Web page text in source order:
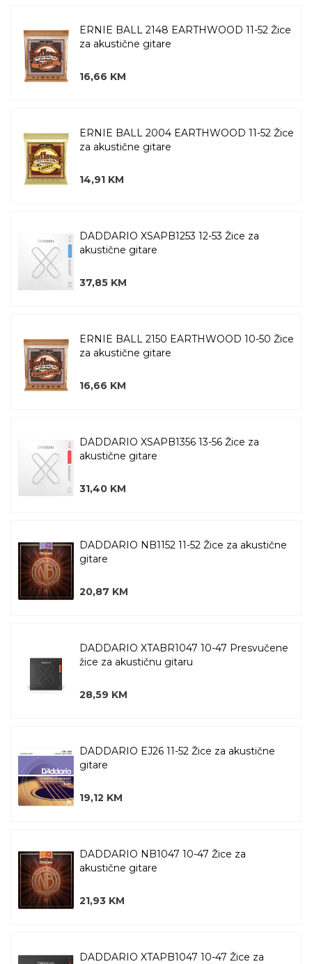
ERNIE BALL 2148 EARTHWOOD 11-52 Žice
za akustične gitare
16,66 KM
ERNIE BALL 2004 EARTHWOOD 11-52 Žice
za akustične gitare
14,91 KM
DADDARIO XSAPB1253 12-53 Žice za
akustične gitare
37,85 KM
ERNIE BALL 2150 EARTHWOOD 10-50 Žice
za akustične gitare
16,66 KM
DADDARIO XSAPB1356 13-56 Žice za
akustične gitare
31,40 KM
DADDARIO NB1152 11-52 Žice za akustične
gitare
20,87 KM
DADDARIO XTABR1047 10-47 Presvučene
žice za akustičnu gitaru
28,59 KM
DADDARIO EJ26 11-52 Žice za akustične
gitare
19,12 KM
DADDARIO NB1047 10-47 Žice za
akustične gitare
21,93 KM
DADDARIO XTAPB1047 10-47 Žice za